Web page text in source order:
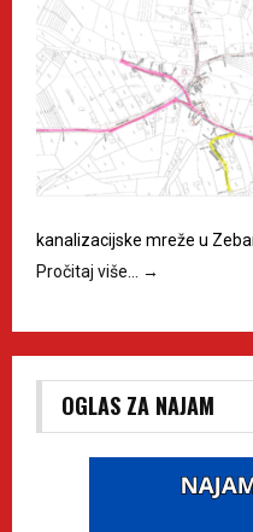
kanalizacijske mreže u
Pročitaj više…
→
OGLAS ZA NAJAM